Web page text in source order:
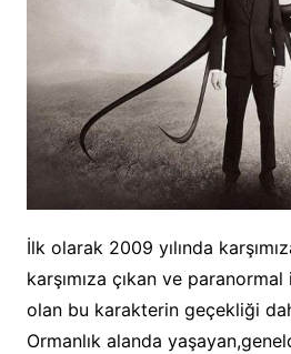
İlk olarak 2009 yılında
karşımıza çıkan ve
olan bu karakterin geçekliği
Ormanlık alanda